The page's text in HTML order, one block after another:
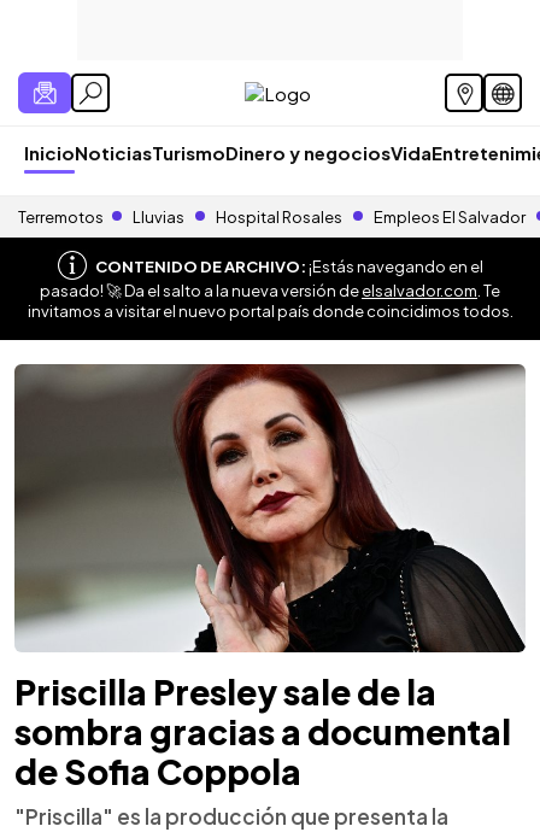
InicioNoticiasTurismoDinero y negociosVida
Terremotos Lluvias Hospital Rosales Empleos El Salvador
CONTENIDO DE ARCHIVO:¡Estás navegando en el
pasado! 🚀 Da el salto a la nueva versión deelsalvador.com . Te
invitamos a visitar el nuevo portal país donde coincidimos todos.
Priscilla Presley sale de la
sombra gracias a documental
de Sofia Coppola
"Priscilla" es la producción que presenta la